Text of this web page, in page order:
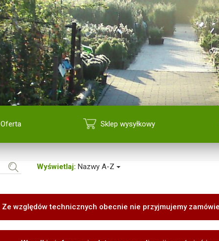
Oferta Sklep wysyłkowy
Wyświetlaj: Nazwy A-Z
Ze względów technicznych obecnie nie przyjmujemy